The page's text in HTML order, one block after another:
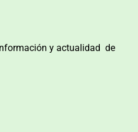
y actualidad de